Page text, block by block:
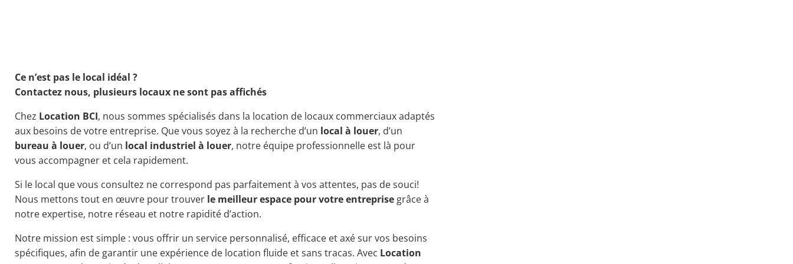
Ce n’est pas le local idéal ?
Contactez nous, plusieurs locaux ne sont pas affichés
Chez Location BCI, nous sommes spécialisés dans la location de locaux commerciaux adaptés
aux besoins de votre entreprise. Que vous soyez à la recherche d’un local à louer, d’un
bureau à louer, ou d’un local industriel à louer, notre équipe professionnelle est là pour
vous accompagner et cela rapidement.
Si le local que vous consultez ne correspond pas parfaitement à vos attentes, pas de souci!
Nous mettons tout en œuvre pour trouver le meilleur espace pour votre entreprise grâce à
notre expertise, notre réseau et notre rapidité d’action.
Notre mission est simple : vous offrir un service personnalisé, efficace et axé sur vos besoins
spécifiques, afin de garantir une expérience de location fluide et sans tracas. Avec Location